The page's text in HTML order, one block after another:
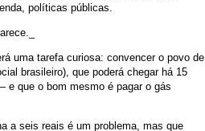
políticas públicas.
uma tarefa curiosa: convencer o povo de
brasileiro), que poderá chegar há 15
que o bom mesmo é pagar o gás
a seis reais é um problema, mas que